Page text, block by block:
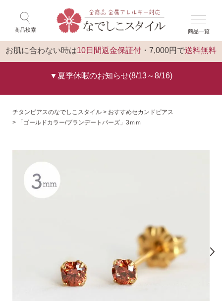
商品検索 商品一覧
お肌に合わない時は10日間返金保証付 ・7,000円で送料無料
▼夏季休暇のお知らせ(8/13～8/16)
閉じる
ゲスト 様 こんにちは
気になるキーワードで探す
チタンピアスのなでしこスタイル
おすすめセカンドピアス
「ゴールドカラー/ブランデートパーズ」3ｍｍ